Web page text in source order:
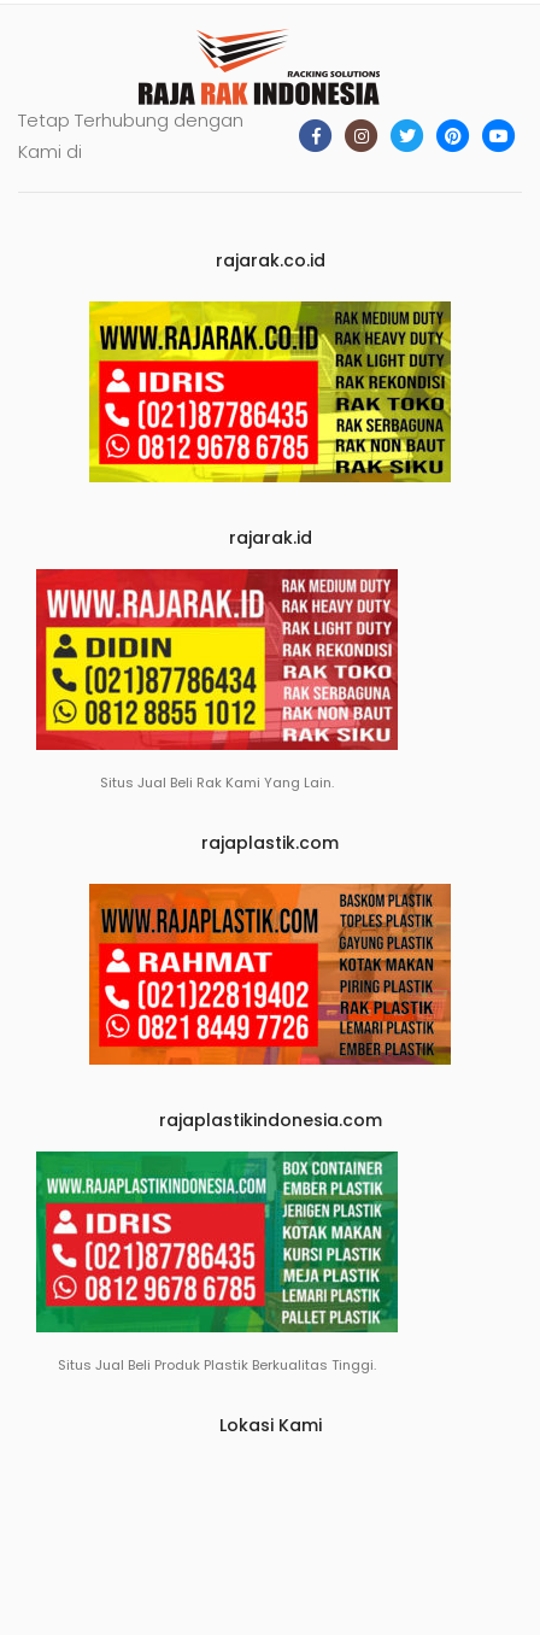
Tetap Terhubung dengan
Kami di
rajarak.co.id
rajarak.id
Situs Jual Beli Rak Kami Yang Lain.
rajaplastik.com
rajaplastikindonesia.com
Situs Jual Beli Produk Plastik Berkualitas Tinggi.
Lokasi Kami